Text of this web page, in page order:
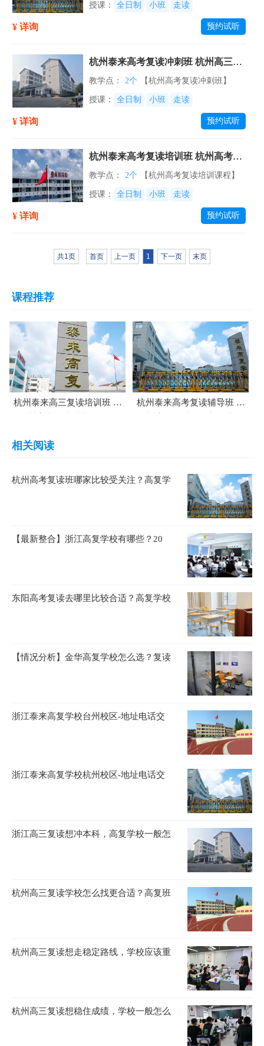
授课： 全日制 小班 走读
¥ 详询 预约试听
杭州泰来高考复读冲刺班 杭州高三复
读培训班
教学点： 2个 【杭州高考复读冲刺班】
授课： 全日制 小班 走读
¥ 详询 预约试听
杭州泰来高考复读培训班 杭州高考复
读辅导课程
教学点： 2个 【杭州高考复读培训课程】
授课： 全日制 小班 走读
¥ 详询 预约试听
共1页 首页 上一页 1 下一页 末页
课程推荐
杭州泰来高三复读培训班 杭
杭州泰来高考复读辅导班 杭
相关阅读
杭州高考复读班哪家比较受关注？高复学
【最新整合】浙江高复学校有哪些？20
东阳高考复读去哪里比较合适？高复学校
【情况分析】金华高复学校怎么选？复读
浙江泰来高复学校台州校区-地址电话交
浙江泰来高复学校杭州校区-地址电话交
浙江高三复读想冲本科，高复学校一般怎
杭州高三复读学校怎么找更合适？高复班
杭州高三复读想走稳定路线，学校应该重
杭州高三复读想稳住成绩，学校一般怎么